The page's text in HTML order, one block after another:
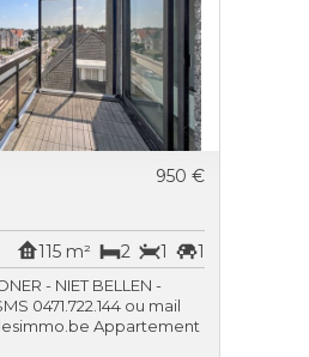
950 €
1
1
2
115 m²
- NIET BELLEN -
0471.722.144 ou mail
Appartement